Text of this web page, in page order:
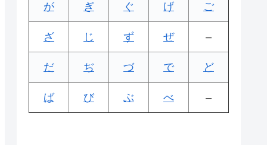
が ぎ ぐ げ ご
ざ じ ず ぜ –
だ ぢ づ で ど
ば び ぶ べ –